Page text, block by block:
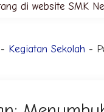
di website SMK
- Kegiatan Sekolah -